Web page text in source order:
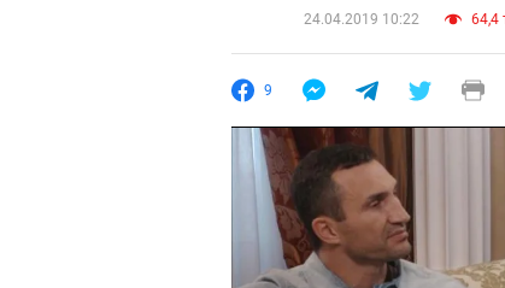
24.04.2019 10:22
64,4
9